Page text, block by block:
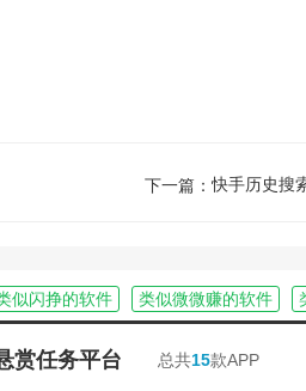
下一篇： 快手历史搜
似闪挣的软件 类似微微赚的软件
赏任务平台 总共15款APP